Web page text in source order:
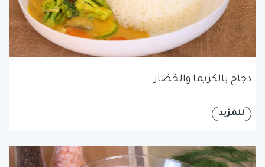
دجاج بالكريما والخضار
للمزيد